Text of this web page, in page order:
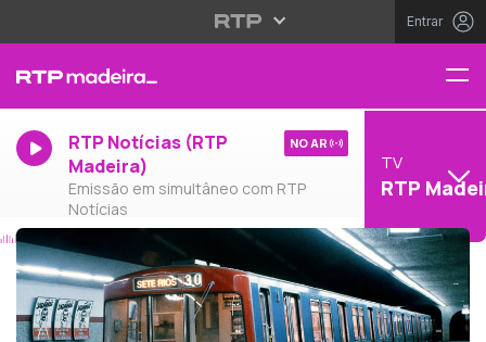
Entrar
RTP Notícias (RTP
Madeira)
Emissão em simultâneo com RTP
Notícias
NO AR
TV
RTP